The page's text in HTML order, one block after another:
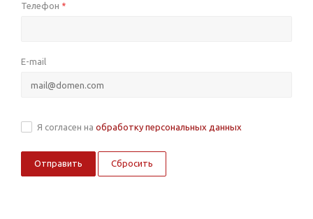
Телефон *
E-mail
Я согласен на обработку персональных данных
Сбросить